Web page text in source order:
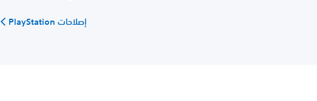
إصلاحات PlayStation